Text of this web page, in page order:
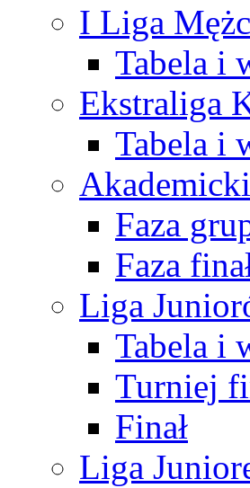
I Liga
Tabela i
Ekstraliga
Tabela i
Faza
Faza
Liga
Tabela i
Turniej
Finał
Liga